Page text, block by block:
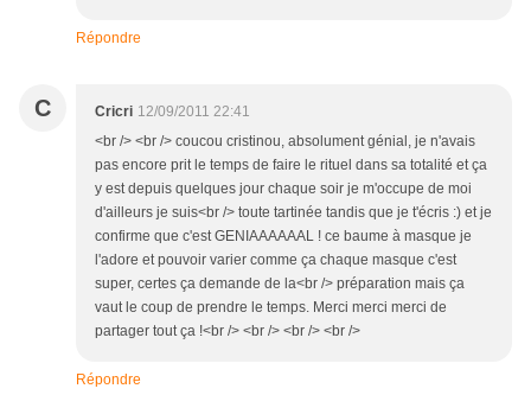
Répondre
C Cricri 12/09/2011 22:41
<br /> <br /> coucou cristinou, absolument génial, je n'avais
pas encore prit le temps de faire le rituel dans sa totalité et ça
y est depuis quelques jour chaque soir je m'occupe de moi
d'ailleurs je suis<br /> toute tartinée tandis que je t'écris :) et je
confirme que c'est GENIAAAAAAL ! ce baume à masque je
l'adore et pouvoir varier comme ça chaque masque c'est
super, certes ça demande de la<br /> préparation mais ça
vaut le coup de prendre le temps. Merci merci merci de
partager tout ça !<br /> <br /> <br /> <br />
Répondre